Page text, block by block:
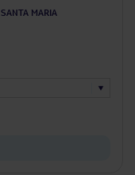
SANTA MARIA